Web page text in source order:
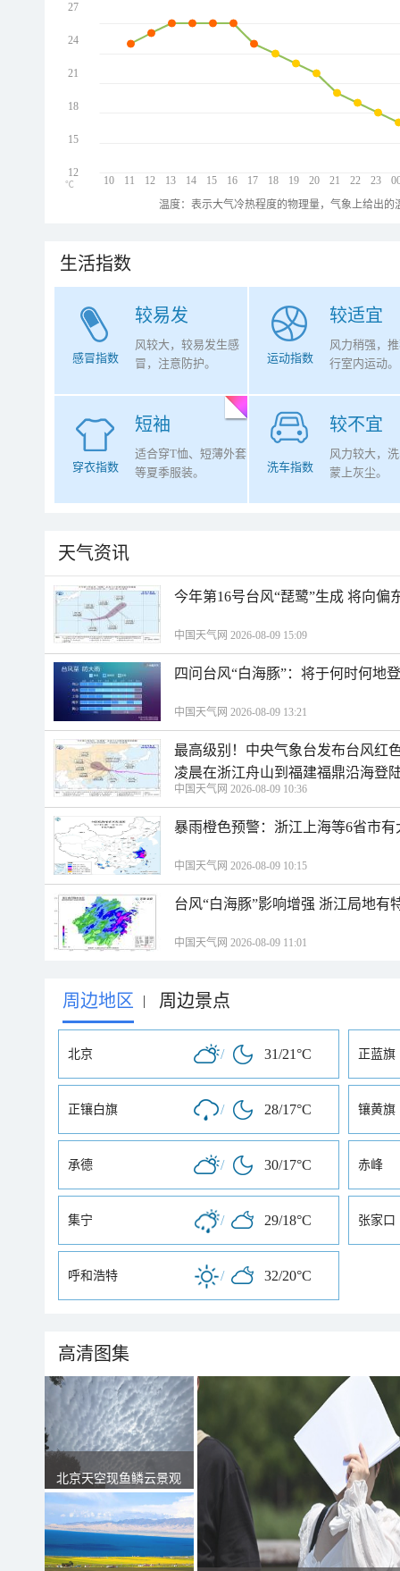
10 11 12 13 14 15 16 17 18 19 20 21 22 23
27
24
21
18
15
12
℃
温度：表示大气冷热程度的物理量，气象上给出
生活指数
较易发
感冒指数
风较大，较易发生感
冒，注意防护。
较适宜
运动指数
风力稍强，
行室内运动。
短袖
穿衣指数
适合穿T恤、短薄外套
等夏季服装。
较不宜
洗车指数
风力较大，
蒙上灰尘。
天气资讯
今年第16号台风“琵鹭”生成 将向偏
中国天气网 2026-08-09 15:09
四问台风“白海豚”：将于何时何地
中国天气网 2026-08-09 13:21
最高级别！中央气象台发布台风红
凌晨在浙江舟山到福建福鼎沿海登
中国天气网 2026-08-09 10:36
暴雨橙色预警：浙江上海等6省市
中国天气网 2026-08-09 10:15
台风“白海豚”影响增强 浙江局地有
中国天气网 2026-08-09 11:01
周边地区 | 周边景点
北京 / 31/21°C 正蓝旗
正镶白旗 / 28/17°C 镶黄旗
承德 / 30/17°C 赤峰
集宁 / 29/18°C 张家口
呼和浩特 / 32/20°C
高清图集
北京天空现鱼鳞云景观